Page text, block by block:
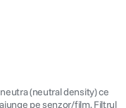
(neutral density) ce
pe senzor/film. Filtrul